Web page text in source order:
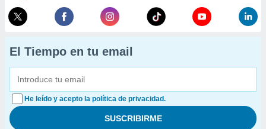
El Tiempo en tu email
He leído y acepto la política de privacidad.